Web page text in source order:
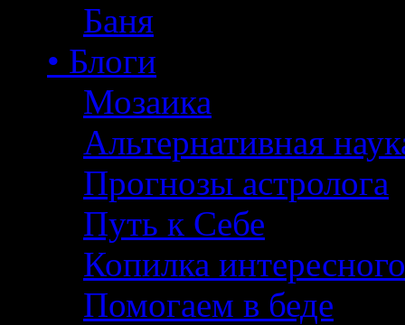
Баня
• Блоги
Мозаика
Альтернативная
Прогнозы астролога
Путь к Себе
Копилка интересного
Помогаем в беде